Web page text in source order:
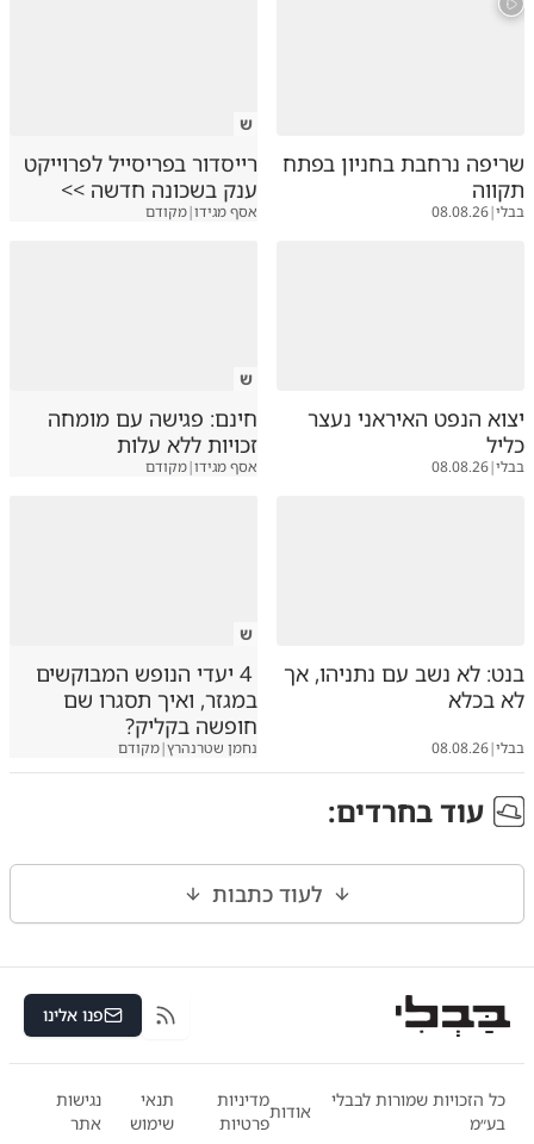
שריפה נרחבת בחניון בפתח
תקווה
בבלי|
08.08.26
ש
רייסדור בפריסייל לפרוייקט
ענק בשכונה חדשה >>
אסף מגידו|מקודם
יצוא הנפט האיראני נעצר
כליל
בבלי|
08.08.26
ש
חינם: פגישה עם מומחה
זכויות ללא עלות
אסף מגידו|מקודם
בנט: לא נשב עם נתניהו, אך
לא בכלא
בבלי|
08.08.26
ש
4 יעדי הנופש המבוקשים
במגזר, ואיך תסגרו שם
חופשה בקליק?
נחמן שטרנהרץ|מקודם
עוד בחרדים:
לעוד כתבות
RSS פנו אלינו
כל הזכויות שמורות לבבלי
בע״מ
אודות
מדיניות
פרטיות
תנאי
שימוש
נגישות
אתר